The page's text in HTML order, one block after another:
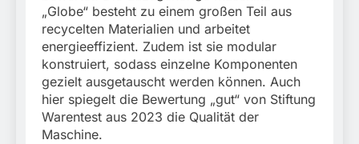
„Globe“ besteht zu einem großen Teil aus
recycelten Materialien und arbeitet
energieeffizient. Zudem ist sie modular
konstruiert, sodass einzelne Komponenten
gezielt ausgetauscht werden können. Auch
hier spiegelt die Bewertung „gut“ von Stiftung
Warentest aus 2023 die Qualität der
Maschine.